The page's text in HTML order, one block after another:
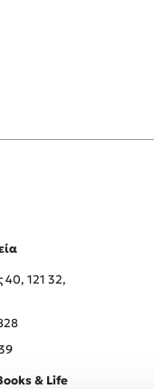
121 32,
& Life